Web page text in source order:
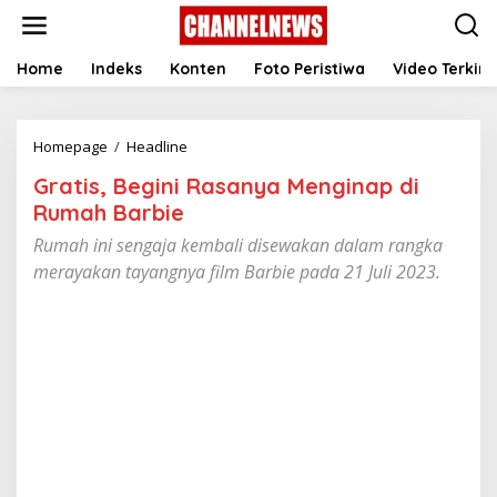
t
Home Indeks Konten Foto Peristiwa Video Terkini
Homepage / Headline
a
s
,
B
Gratis, Begini Rasanya Menginap di
Rumah Barbie
Rumah ini sengaja kembali disewakan dalam rangka
merayakan tayangnya film Barbie pada 21 Juli 2023.